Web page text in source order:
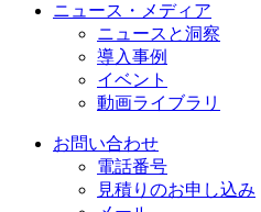
ニュース・メディア
ニュースと洞察
導入事例
イベント
動画ライブラリ
お問い合わせ
電話番号
見積りのお申し込み